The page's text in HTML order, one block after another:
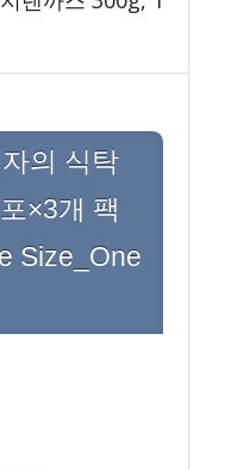
의 식탁
×3개 팩
Size_One